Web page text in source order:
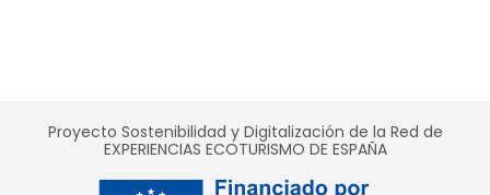
Proyecto Sostenibilidad y Digitalización de la Red de
EXPERIENCIAS ECOTURISMO DE ESPAÑA